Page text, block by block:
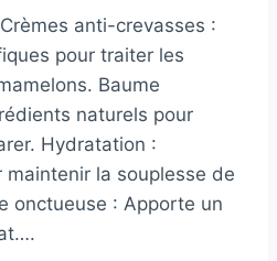
anti-crevasses :
pour traiter les
Baume
naturels pour
Hydratation :
maintenir la souplesse de
onctueuse : Apporte un